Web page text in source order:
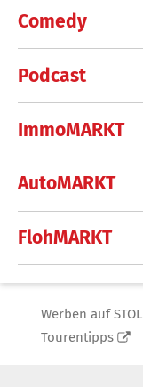
Comedy
Podcast
ImmoMARKT
AutoMARKT
FlohMARKT
Werben auf STOL
Tourentipps